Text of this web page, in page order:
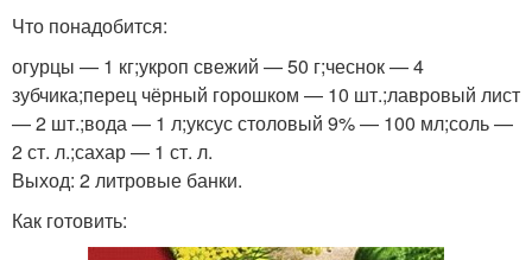
Что понадобится:
огурцы — 1 кг;укроп свежий — 50 г;чеснок — 4
зубчика;перец чёрный горошком — 10 шт.;лавровый лист
— 2 шт.;вода — 1 л;уксус столовый 9% — 100 мл;соль —
2 ст. л.;сахар — 1 ст. л.
Выход: 2 литровые банки.
Как готовить: